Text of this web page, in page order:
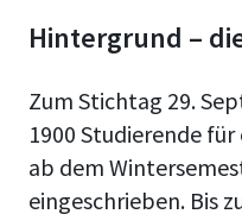
Hintergrund –
Zum Stichtag 29.
1900 Studierende
ab dem
eingeschrieben. Bis